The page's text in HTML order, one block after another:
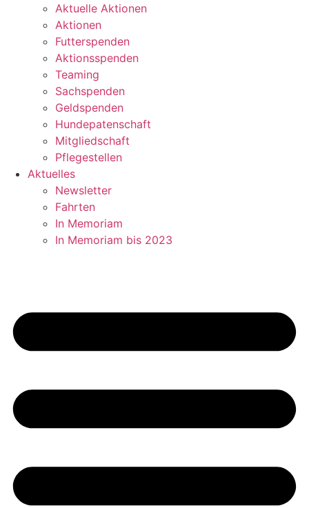
Aktuelle Aktionen
Aktionen
Futterspenden
Aktionsspenden
Teaming
Sachspenden
Geldspenden
Hundepatenschaft
Mitgliedschaft
Pflegestellen
Aktuelles
Newsletter
Fahrten
In Memoriam
In Memoriam bis 2023